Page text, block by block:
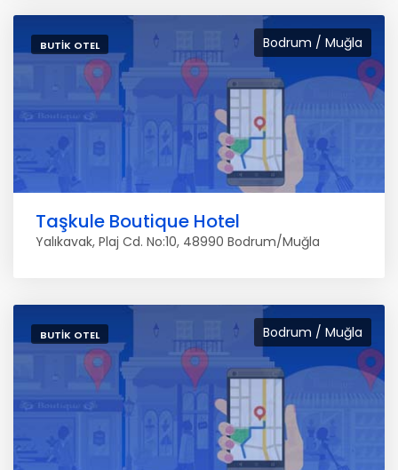
Bodrum / Muğla
BUTIK OTEL
Taşkule Boutique Hotel
Yalıkavak, Plaj Cd. No:10, 48990 Bodrum/Muğla
Bodrum / Muğla
BUTIK OTEL